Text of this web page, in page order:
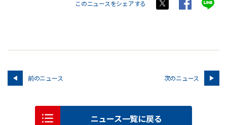
このニュースをシェアする
前のニュース 次のニュース
ニュース一覧に戻る